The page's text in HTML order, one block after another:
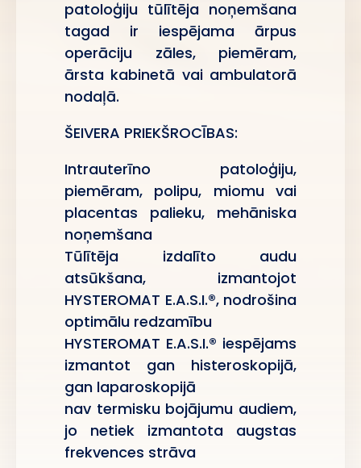
patoloģiju tūlītēja noņemšana
tagad ir iespējama ārpus
operāciju zāles, piemēram,
ārsta kabinetā vai ambulatorā
nodaļā.
ŠEIVERA PRIEKŠROCĪBAS:
Intrauterīno patoloģiju,
piemēram, polipu, miomu vai
placentas palieku, mehāniska
noņemšana
Tūlītēja izdalīto audu
atsūkšana, izmantojot
HYSTEROMAT E.A.S.I.®, nodrošina
optimālu redzamību
HYSTEROMAT E.A.S.I.® iespējams
izmantot gan histeroskopijā,
gan laparoskopijā
nav termisku bojājumu audiem,
jo netiek izmantota augstas
frekvences strāva